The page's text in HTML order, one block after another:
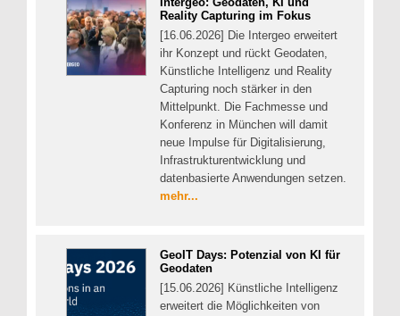
Reality Capturing im Fokus
[16.06.2026] Die Intergeo erweitert
ihr Konzept und rückt Geodaten,
Künstliche Intelligenz und Reality
Capturing noch stärker in den
Mittelpunkt. Die Fachmesse und
Konferenz in München will damit
neue Impulse für Digitalisierung,
Infrastrukturentwicklung und
datenbasierte Anwendungen setzen.
mehr...
GeoIT Days: Potenzial von KI für
Geodaten
[15.06.2026] Künstliche Intelligenz
erweitert die Möglichkeiten von